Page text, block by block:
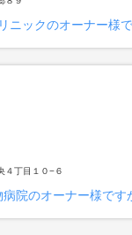
ニックのオーナー様
４丁目１０−６
院のオーナー様です